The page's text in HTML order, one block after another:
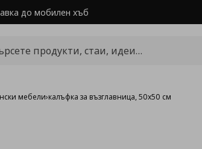
до мобилен хъб
мебели›калъфка за възглавница, 50x50 см